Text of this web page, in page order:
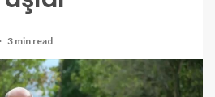
3 min read